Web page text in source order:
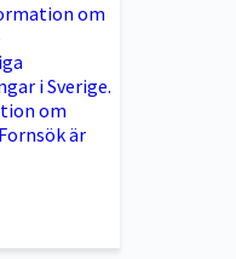
om
i Sverige.
om
är